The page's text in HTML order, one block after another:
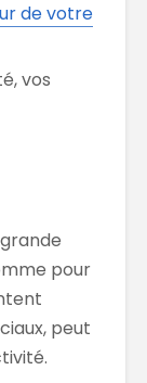
de votre
vos
pour
peut